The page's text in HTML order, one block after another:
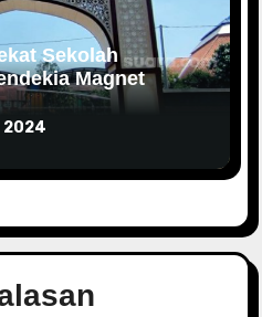
Sekolah
Magnet
2024